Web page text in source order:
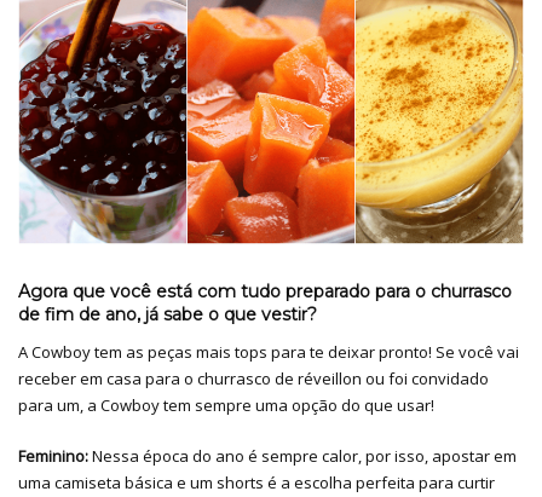
Agora que você está com tudo preparado para o churrasco
de fim de ano, já sabe o que vestir?
A Cowboy tem as peças mais tops para te deixar pronto! Se você vai
receber em casa para o churrasco de réveillon ou foi convidado
para um, a Cowboy tem sempre uma opção do que usar!
Feminino:Nessa época do ano é sempre calor, por isso, apostar em
uma camiseta básica e um shorts é a escolha perfeita para curtir